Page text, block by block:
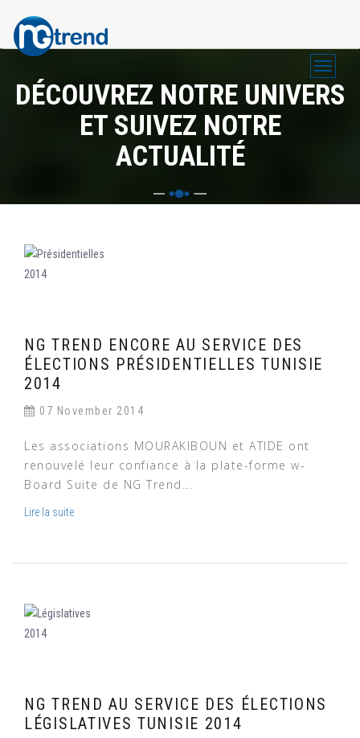
DÉCOUVREZ NOTRE UNIVERS
ET SUIVEZ NOTRE
ACTUALITÉ
NG TREND ENCORE AU SERVICE DES
ÉLECTIONS PRÉSIDENTIELLES TUNISIE
2014
07 November 2014
Les associations MOURAKIBOUN et ATIDE ont
renouvelé leur confiance à la plate-forme w-
Board Suite de NG Trend...
Lire la suite
NG TREND AU SERVICE DES ÉLECTIONS
LÉGISLATIVES TUNISIE 2014
Navigation
principale
Toggle